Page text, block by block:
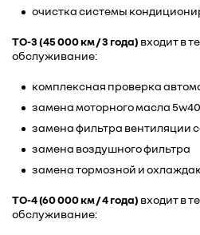
очистка системы
ТО-3 (45 000 км / 3 года) входит в
обслуживание:
комплексная проверка
замена моторного масла
замена фильтра вентиляции
замена воздушного фильтра
замена тормозной и
ТО-4 (60 000 км / 4 года) входит в
обслуживание: